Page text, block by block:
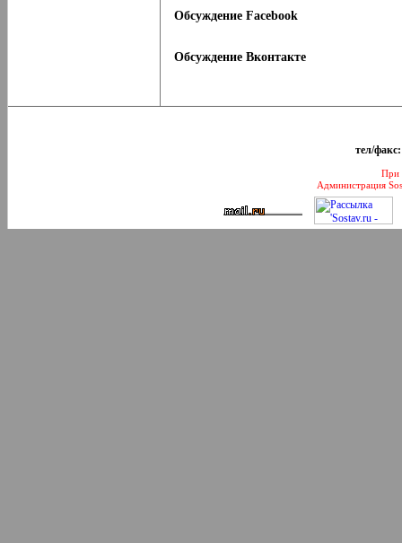
Обсуждение Facebook
Обсуждение Вконтакте
тел/факс:
При
Администрация